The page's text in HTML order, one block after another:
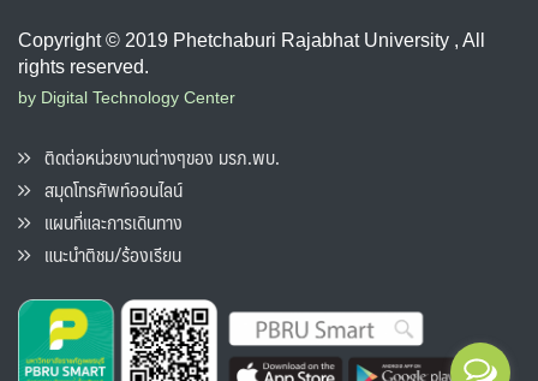
Copyright © 2019 Phetchaburi Rajabhat University , All
rights reserved.
by Digital Technology Center
ติดต่อหน่วยงานต่างๆของ มรภ.พบ.
สมุดโทรศัพท์ออนไลน์
แผนที่และการเดินทาง
แนะนำติชม/ร้องเรียน